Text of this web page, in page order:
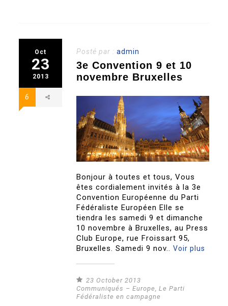
Oct
23
2013
6
Posté par :admin
3e Convention 9 et 10
novembre Bruxelles
Bonjour à toutes et tous, Vous
êtes cordialement invités à la 3e
Convention Européenne du Parti
Fédéraliste Européen Elle se
tiendra les samedi 9 et dimanche
10 novembre à Bruxelles, au Press
Club Europe, rue Froissart 95,
Bruxelles. Samedi 9 nov..Voir plus
23 October 2013
Communiqués – Europe,Le Parti
Fédéraliste en campagne